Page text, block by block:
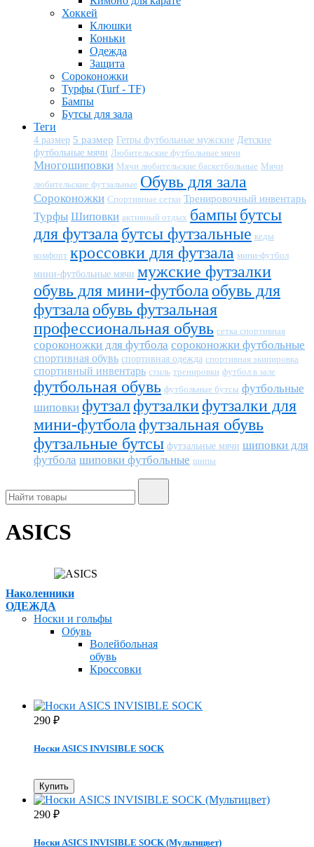
Хоккей
Клюшки
Коньки
Одежда
Защита
Сороконожки
Турфы (Turf - TF)
Бампы
Бутсы для зала
Теги
4 размер 5 размер Гетры футбольные мужские Детские
футбольные мячи Любительские футбольные мячи
Многошиповки Мячи любительские баскетбольные Мячи
любительские футзальные Обувь для зала
Сороконожки Спортивные сетки Тренировочный инвентарь
Турфы Шиповки активный отдых бампыбутсы
для футзала бутсы футзальные кеды
комфорт кроссовки для футзала мини-футбол
мини-футбольные мячи мужские футзалки
обувь для мини-футбола обувь для
футзала обувь футзальная
профессиональная обувь сетка спортивная
сороконожки для футбола сороконожки футбольные
спортивная обувь спортивная одежда спортивная экипировка
спортивный инвентарь стиль тренировки футбол в зале
футбольная обувь футбольные бутсы футбольные
шиповки футзалфутзалкифутзалки для
мини-футбола футзальная обувь
футзальные бутсы футзальные мячи шиповки для
футбола шиповки футбольные шипы
ASICS
Наколенники
ОДЕЖДА
Носки и гольфы
Обувь
Волейбольная
обувь
Кроссовки
290 ₽
Носки ASICS INVISIBLE SOCK
Купить
290 ₽
Носки ASICS INVISIBLE SOCK (Мультицвет)